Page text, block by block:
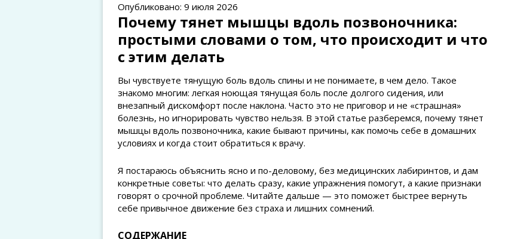
Опубликовано: 9 июля 2026
Почему тянет мышцы вдоль позвоночника:
простыми словами о том, что происходит и что
с этим делать
Вы чувствуете тянущую боль вдоль спины и не понимаете, в чем дело. Такое
знакомо многим: легкая ноющая тянущая боль после долгого сидения, или
внезапный дискомфорт после наклона. Часто это не приговор и не «страшная»
болезнь, но игнорировать чувство нельзя. В этой статье разберемся, почему тянет
мышцы вдоль позвоночника, какие бывают причины, как помочь себе в домашних
условиях и когда стоит обратиться к врачу.
Я постараюсь объяснить ясно и по-деловому, без медицинских лабиринтов, и дам
конкретные советы: что делать сразу, какие упражнения помогут, а какие признаки
говорят о срочной проблеме. Читайте дальше — это поможет быстрее вернуть
себе привычное движение без страха и лишних сомнений.
СОДЕРЖАНИЕ